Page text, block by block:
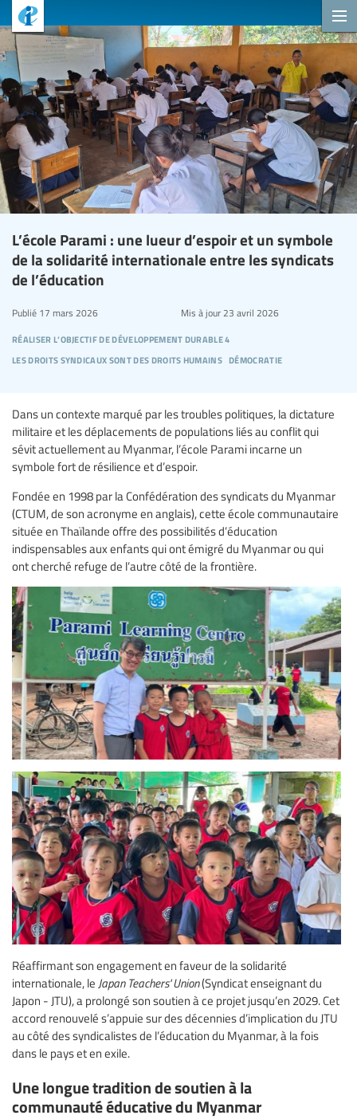
L’école Parami : une lueur d’espoir et un symbole
de la solidarité internationale entre les syndicats
de l’éducation
réaliser l’objectif de développement durable 4
les droits syndicaux sont des droits humains démocratie
Publié 17 mars 2026 Mis à jour23 avril 2026
Dans un contexte marqué par les troubles politiques, la dictature
militaire et les déplacements de populations liés au conflit qui
sévit actuellement au Myanmar, l’école Parami incarne un
symbole fort de résilience et d’espoir.
Fondée en 1998 par la Confédération des syndicats du Myanmar
(CTUM, de son acronyme en anglais), cette école communautaire
située en Thaïlande offre des possibilités d’éducation
indispensables aux enfants qui ont émigré du Myanmar ou qui
ont cherché refuge de l’autre côté de la frontière.
Réaffirmant son engagement en faveur de la solidarité
internationale, le Japan Teachers' Union(Syndicat enseignant du
Japon - JTU), a prolongé son soutien à ce projet jusqu’en 2029. Cet
accord renouvelé s’appuie sur des décennies d’implication du JTU
au côté des syndicalistes de l’éducation du Myanmar, à la fois
dans le pays et en exile.
Une longue tradition de soutien à la
communauté éducative du Myanmar